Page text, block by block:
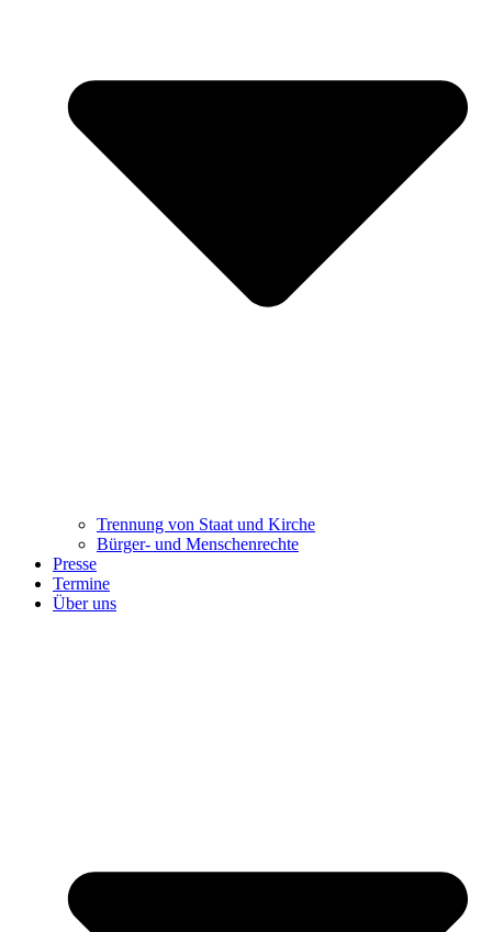
Trennung ​​​​​​​von Staat und Kirche
Bürger- und Menschenrechte
Presse
Termine
Über uns